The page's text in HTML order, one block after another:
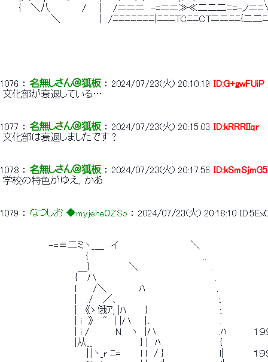
{　 ＼八 　 　 　 / 　 |.　 /ニニニ　-=ニニ≫≪二二二ﾆ=-ノ
＼　　　　 　 |　/ﾆﾆﾆﾆﾆﾆﾆ|ﾆﾆﾆTCﾆﾆCTニニﾆﾆ{二二
1076 ： 名無しさん＠狐板 ： 2024/07/23(火) 20:10:19 ID:G+gwFUiP
文化部が衰退している…
1077 ： 名無しさん＠狐板 ： 2024/07/23(火) 20:15:03 ID:kRRRIIqr
文化部は衰退しましたです？
1078 ： 名無しさん＠狐板 ： 2024/07/23(火) 20:17:56 ID:kSmSjmG5
学校の特色がゆえ、かあ
1079 ： なつしお ◆myjeheQZSo ： 2024/07/23(火) 20:18:10
-=≡二ミヽ_＿　イ　　　　　　　　　　　＼
{　　　　　　　　　　　　　　　　 　..
＿}　　　　　　＼　　　　　　　　　 　 ..
{　 ハ　　　　　　　　　　　　　　　　　　.
l　　 /＼ 　　　　 ﾊ　　　　　　　　　 　 .
|　 ./　 ／､　　　　　　　　　　　　　 　　:.
|　.《ゝ俄ｱ; |ﾊ 　 　}　　　　　　　　　 　 :.
| i　》　 "　| |ハ　　|､　　　　　　　　　　 .
| i / 　 　　N 　ヽ　|ハ　　　　　　　　　 .ﾊ　　　　１９
|从__　 　 　 　 　 } |　ﾊ　　　　　　　　　{
|:|ヽ_r ﾆ=　　　l l　/ }　　　　　　　　 l|　　　　 １９